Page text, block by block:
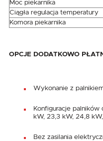
Moc piekarnika
Ciągła regulacja temperatury
Komora piekarnika
OPCJE DODATKOWO
Wykonanie z
Konfiguracje palników
kW, 23,3 kW, 24,8
Bez zasilania